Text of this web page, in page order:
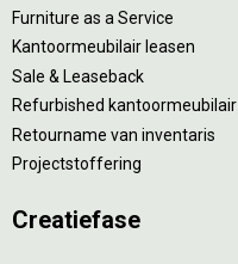
Furniture as a Service
Kantoormeubilair leasen
Sale & Leaseback
Refurbished kantoormeubilair
Retourname van inventaris
Projectstoffering
Creatiefase